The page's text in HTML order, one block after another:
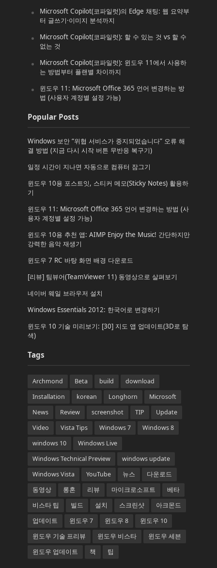
Microsoft Copilot(코파일럿)의 Edge 채팅: 웹 요약부
터 글쓰기·이미지 분석까지
Microsoft Copilot(코파일럿): 할 수 있는 것 vs 할 수
없는 것
Microsoft Copilot(코파일럿): 윈도우 11에서 사용하
는 방법부터 플랜별 차이까지
윈도우 11: Microsoft Office 365 언어 변경하는 방
법 (사용자 계정별 설정 가능)
Popular Posts
Windows 보안 “위협 서비스가 중지되었습니다” 오류 해
결 방법 (지금 다시 시작 버튼 무반응 복구기)
일정 시간이 지나면 자동으로 컴퓨터 잠그기
윈도우 10용 포스트잇, 스티커 메모(Sticky Notes) 활용하
기
윈도우 11: Microsoft Office 365 언어 변경하는 방법 (사
용자 계정별 설정 가능)
윈도우 10용 추천 앱: AIMP Enjoy the Music! 간단하지만
강력한 음악 재생기
윈도우 7 RC 바탕 화면 배경 다운로드
[리뷰] 팀뷰어(TeamViewer 11) 동영상으로 살펴보기
네이버 웨일 브라우저 설치
Windows Essentials 2012: 한국어로 변경하기
윈도우 10 기술 미리보기: [30] 지도 앱 업데이트(3D로 탐
색)
Tags
Archmond Beta build
download
Installation
korean Longhorn
Microsoft
News
Review screenshot TIP
Update
Video
Vista Tips Windows 7
Windows 8
windows 10
Windows Live
Windows Technical Preview
windows update
Windows Vista
YouTube 뉴스
다운로드
동영상
롱혼 리뷰 마이크로소프트
베타
비스타 팁
빌드 설치 스크린샷
아크몬드
업데이트
윈도우 7 윈도우 8
윈도우 10
윈도우 기술 프리뷰
윈도우 비스타
윈도우 세븐
윈도우 업데이트
책 팁